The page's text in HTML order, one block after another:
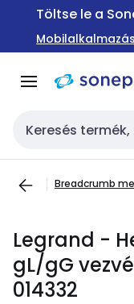
Ugrás a
Ugrás
Töltse le a
Keresési bemenet
Breadcrumb
Legrand -
gL/gG
014332